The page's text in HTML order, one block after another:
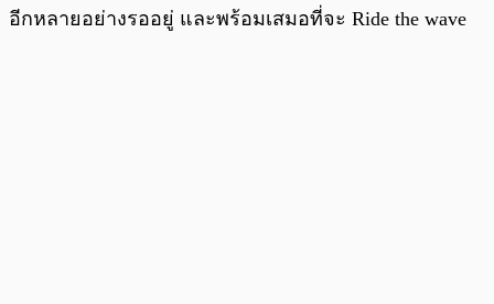
อีกหลายอย่างรออยู่ และพร้อมเสมอที่จะ Ride the wave